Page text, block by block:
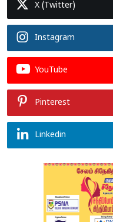
X (Twitter)
Instagram
YouTube
Pinterest
Linkedin